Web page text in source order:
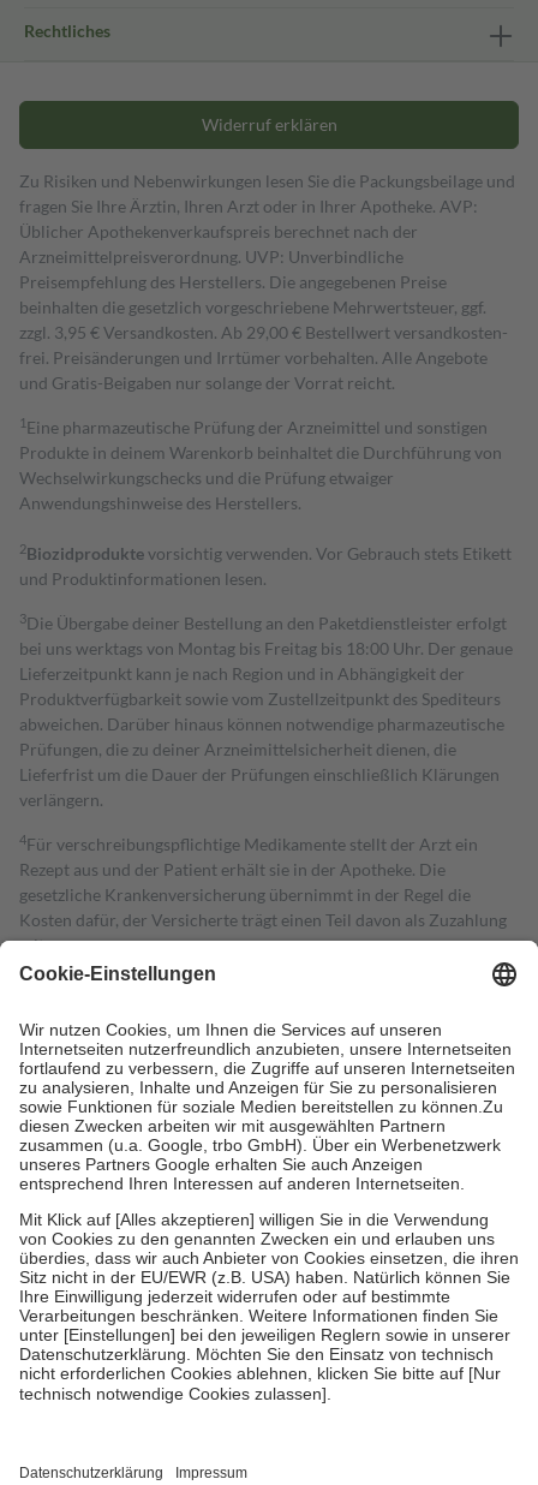
Rechtliches
Widerruf erklären
Zu Risiken und Nebenwirkungen lesen Sie die Packungsbeilage und
fragen Sie Ihre Ärztin, Ihren Arzt oder in Ihrer Apotheke. AVP:
Üblicher Apothekenverkaufspreis berechnet nach der
Arzneimittelpreisverordnung. UVP: Unverbindliche
Preisempfehlung des Herstellers. Die angegebenen Preise
beinhalten die gesetzlich vorgeschriebene Mehrwertsteuer, ggf.
zzgl. 3,95 € Versandkosten. Ab 29,00 € Bestell­wert versand­kosten­
frei. Preisänderungen und Irrtümer vorbehalten. Alle Angebote
und Gratis-Beigaben nur solange der Vorrat reicht.
1 Eine pharmazeutische Prüfung der Arzneimittel und sonstigen
Produkte in deinem Warenkorb beinhaltet die Durchführung von
Wechselwirkungschecks und die Prüfung etwaiger
Anwendungshinweise des Herstellers.
2Biozidproduktevorsichtig verwenden. Vor Gebrauch stets Etikett
und Produktinformationen lesen.
3Die Übergabe deiner Bestellung an den Paketdienstleister erfolgt
bei uns werktags von Montag bis Freitag bis 18:00 Uhr. Der genaue
Lieferzeitpunkt kann je nach Region und in Abhängigkeit der
Produktverfügbarkeit sowie vom Zustellzeitpunkt des Spediteurs
abweichen. Darüber hinaus können notwendige pharmazeutische
Prüfungen, die zu deiner Arzneimittelsicherheit dienen, die
Lieferfrist um die Dauer der Prüfungen einschließlich Klärungen
verlängern.
4Für verschreibungspflichtige Medikamente stellt der Arzt ein
Rezept aus und der Patient erhält sie in der Apotheke. Die
gesetzliche Krankenversicherung übernimmt in der Regel die
Kosten dafür, der Versicherte trägt einen Teil davon als Zuzahlung
mit.
Grundsätzlich leisten Mitglieder Zuzahlungen in Höhe von zehn
höchstens zehn Euro.
Es sind jedoch nie mehr als die tatsächlichen
Kosten der Leistung zu entrichten.
Diese Regeln gelten grundsätzlich auch für Online-Apotheken.
Bei Heilmitteln und häuslicher Krankenpflege beträgt die
Zuzahlung zehn Prozent der Kosten sowie zehn Euro je
Verordnung.
Um das Engagement der Versicherten für ihre eigene Gesundheit zu
stärken und die besondere Stellung der Familie zu unterstützen,
fallenkeine Zuzahlungenan bei:
• Kindern und Jugendlichen bis zum vollendeten 18. Lebensjahr
mit Ausnahme der Fahrkosten
• Untersuchungen zur Vorsorge und Früherkennung, die von der
GKV getragen werden
• empfohlenen Schutzimpfungen
• Harn- und Blutteststreifen
getroffen, um sicherzustellen, dass es sich um echte Bewertungen